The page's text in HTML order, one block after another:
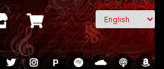
Select Language
P